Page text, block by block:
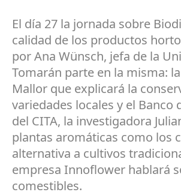
El día 27 la jornada sobre
calidad de los productos
por Ana Wünsch, jefa de la
Tomarán parte en la misma:
Mallor que explicará la
variedades locales y el
del CITA, la investigadora
plantas aromáticas como los
alternativa a cultivos
empresa Innoflower hablará
comestibles.